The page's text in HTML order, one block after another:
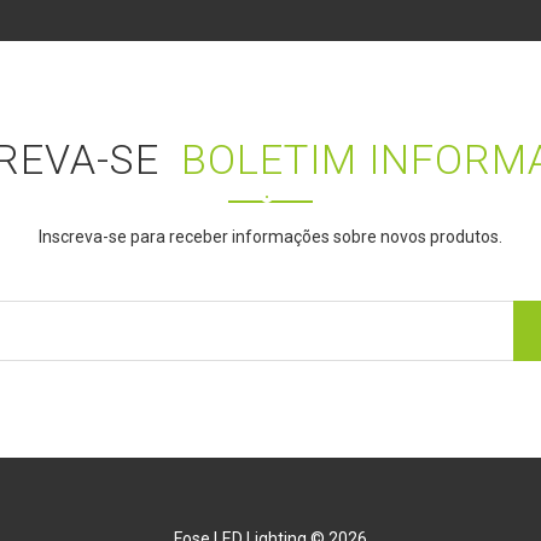
SE BOLETIM
Inscreva-se para receber informações sobre novos produtos.